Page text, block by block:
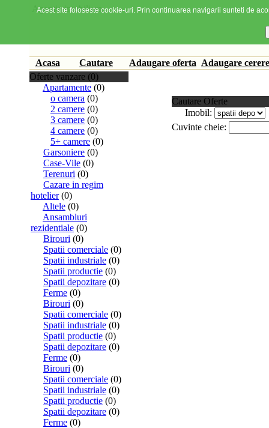
Agentia imobiliara
Acasa Cautare Adaugare oferta Adaugare cerere
Oferte vanzare (0)
Apartamente (0)
o camera (0)
2 camere (0)
3 camere (0)
4 camere (0)
5+ camere (0)
Garsoniere (0)
Case-Vile (0)
Terenuri (0)
Cazare in regim
hotelier(0)
Altele (0)
Ansambluri
rezidentiale (0)
Birouri (0)
Spatii comerciale (0)
Spatii industriale (0)
Spatii productie (0)
Spatii depozitare (0)
Ferme (0)
Birouri (0)
Spatii comerciale (0)
Spatii industriale (0)
Spatii productie (0)
Spatii depozitare (0)
Ferme (0)
Birouri (0)
Spatii comerciale (0)
Spatii industriale (0)
Spatii productie (0)
Spatii depozitare (0)
Ferme (0)
Cautare Oferte
Imobil:
Cuvinte cheie:
Acest site foloseste cookie-uri. Prin continuarea navigarii sunteti de